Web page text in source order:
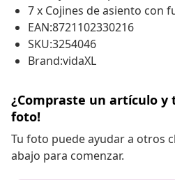
7 x Cojines de asiento con
EAN:8721102330216
SKU:3254046
Brand:vidaXL
¿Compraste un artículo y
foto!
Tu foto puede ayudar a otros
abajo para comenzar.